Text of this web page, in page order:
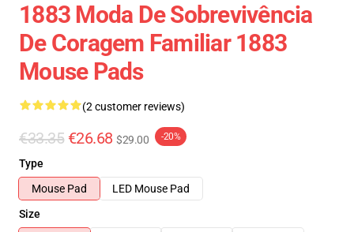
1883 Moda De Sobrevivência
De Coragem Familiar 1883
Mouse Pads
(2 customer reviews)
€33.35 €26.68 $29.00 -20%
Type
Mouse Pad
LED Mouse Pad
Size